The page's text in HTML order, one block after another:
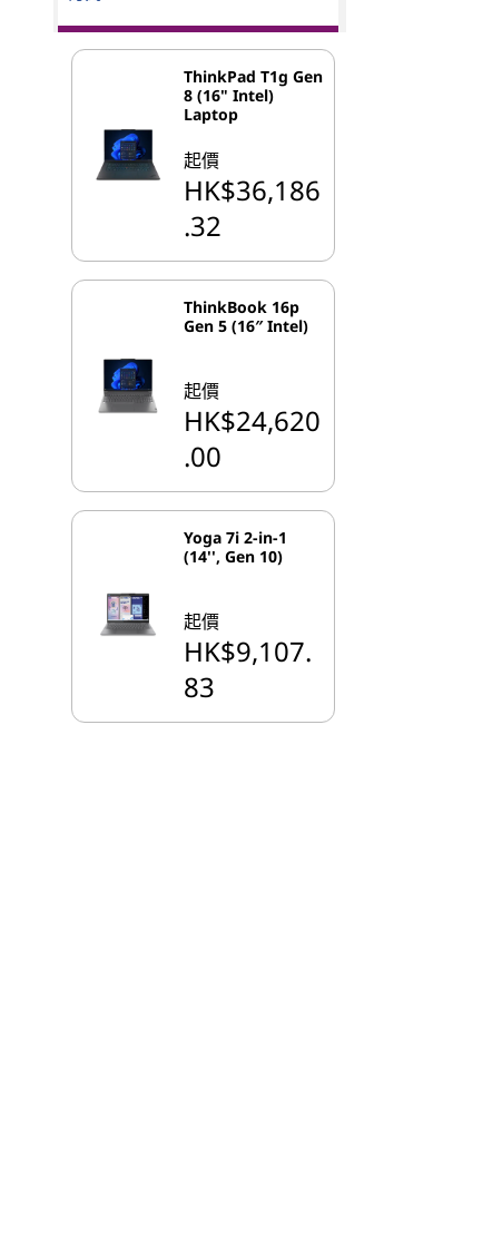
ThinkPad T1g Gen
8 (16" Intel)
Laptop
起價
HK$36,186
.32
ThinkBook 16p
Gen 5 (16″ Intel)
起價
HK$24,620
.00
Yoga 7i 2-in-1
(14'', Gen 10)
起價
HK$9,107.
83